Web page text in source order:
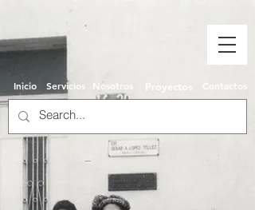
Inicio Servicios Nosotros Proyectos Contactos